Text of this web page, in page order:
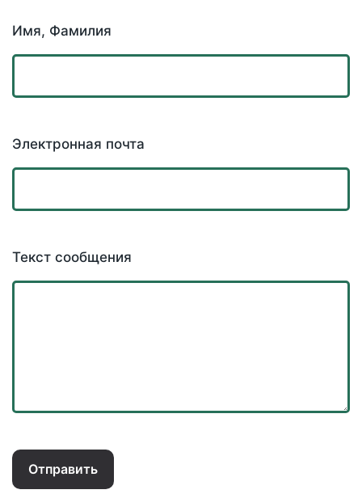
Имя, Фамилия
Электронная почта
Текст сообщения
Отправить